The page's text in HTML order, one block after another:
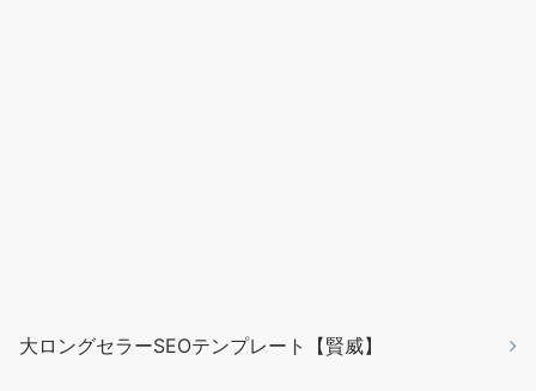
大ロングセラーSEOテンプレート【賢威】